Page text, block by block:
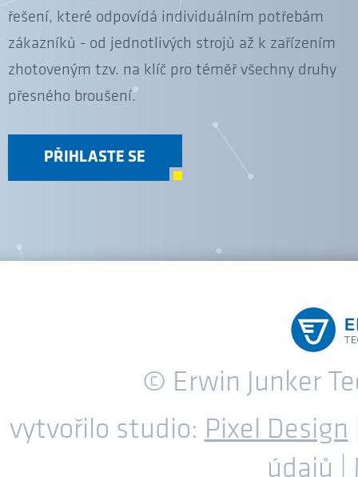
řešení, které odpovídá individuálním potřebám
zákazníků - od jednotlivých strojů až k zařízením
zhotoveným tzv. na klíč pro téměř všechny druhy
přesného broušení.
PŘIHLASTE SE
© Erwin Junker
vytvořilo studio: Pixel Design
údajů